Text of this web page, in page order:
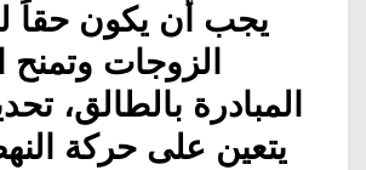
يجب أن يكون حقاً
الزوجات
المبادرة بالطالق،
يتعين على حركة